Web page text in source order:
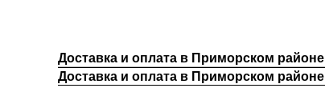
Доставка и оплата в Приморском районе
Доставка и оплата в Приморском районе